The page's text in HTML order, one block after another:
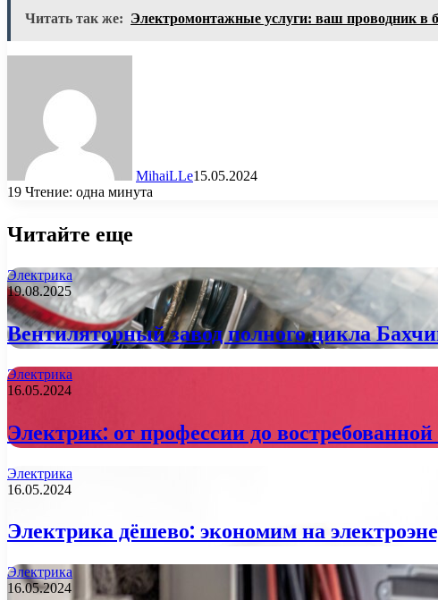
Читать так же: Электромонтажные услуги: ваш проводник в
MihaiLLe15.05.2024
19 Чтение: одна минута
Читайте еще
Электрика
19.08.2025
Вентиляторный завод полного цикла
Электрика
16.05.2024
Электрик: от профессии до
Электрика
16.05.2024
Электрика дёшево: экономим на
Электрика
16.05.2024